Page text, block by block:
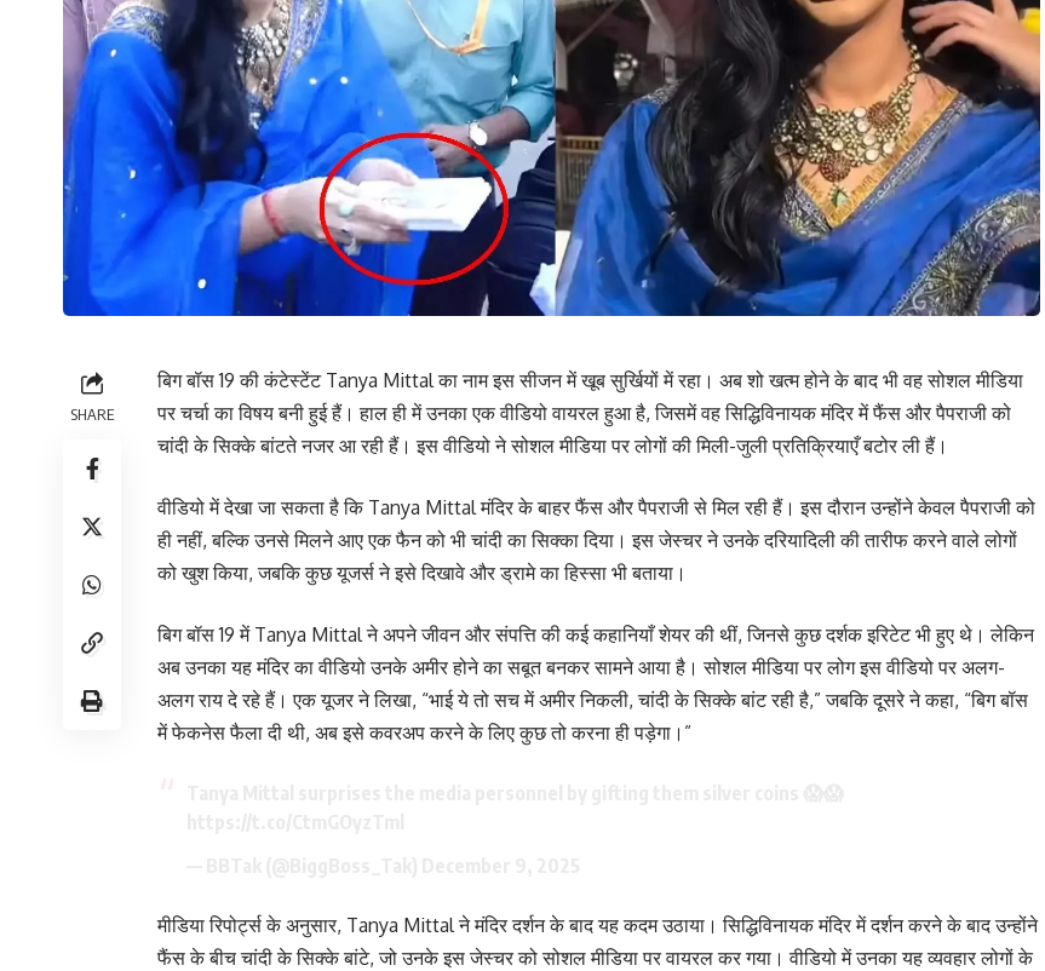
SHARE
बिग बॉस 19 की कंटेस्टेंट Tanya Mittal का नाम इस सीजन में खूब सुर्खियों में रहा। अब शो खत्म होने के बाद भी वह सोशल मीडिया
पर चर्चा का विषय बनी हुई हैं। हाल ही में उनका एक वीडियो वायरल हुआ है, जिसमें वह सिद्धिविनायक मंदिर में फैंस और पैपराजी को
चांदी के सिक्के बांटते नजर आ रही हैं। इस वीडियो ने सोशल मीडिया पर लोगों की मिली-जुली प्रतिक्रियाएँ बटोर ली हैं।
वीडियो में देखा जा सकता है कि Tanya Mittal मंदिर के बाहर फैंस और पैपराजी से मिल रही हैं। इस दौरान उन्होंने केवल पैपराजी को
ही नहीं, बल्कि उनसे मिलने आए एक फैन को भी चांदी का सिक्का दिया। इस जेस्चर ने उनके दरियादिली की तारीफ करने वाले लोगों
को खुश किया, जबकि कुछ यूजर्स ने इसे दिखावे और ड्रामे का हिस्सा भी बताया।
बिग बॉस 19 में Tanya Mittal ने अपने जीवन और संपत्ति की कई कहानियाँ शेयर की थीं, जिनसे कुछ दर्शक इरिटेट भी हुए थे। लेकिन
अब उनका यह मंदिर का वीडियो उनके अमीर होने का सबूत बनकर सामने आया है। सोशल मीडिया पर लोग इस वीडियो पर अलग-
अलग राय दे रहे हैं। एक यूजर ने लिखा, “भाई ये तो सच में अमीर निकली, चांदी के सिक्के बांट रही है,” जबकि दूसरे ने कहा, “बिग बॉस
में फेकनेस फैला दी थी, अब इसे कवरअप करने के लिए कुछ तो करना ही पड़ेगा।”
मीडिया रिपोर्ट्स के अनुसार, Tanya Mittal ने मंदिर दर्शन के बाद यह कदम उठाया। सिद्धिविनायक मंदिर में दर्शन करने के बाद उन्होंने
फैंस के बीच चांदी के सिक्के बांटे, जो उनके इस जेस्चर को सोशल मीडिया पर वायरल कर गया। वीडियो में उनका यह व्यवहार लोगों के